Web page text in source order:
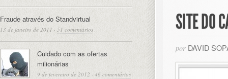
SITE DO
por DAVID
Fraude através do Standvirtual
13 de janeiro de 2011 · 51 comentários
Cuidado com as ofertas
milionárias
9 de fevereiro de 2012 · 46 comentários